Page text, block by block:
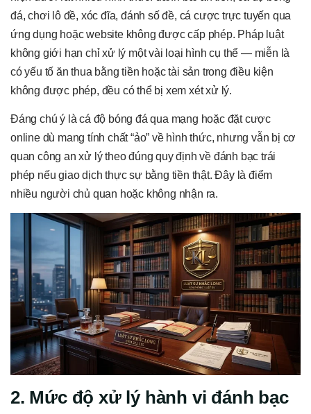
đá, chơi lô đề, xóc đĩa, đánh số đề, cá cược trực tuyến qua
ứng dụng hoặc website không được cấp phép. Pháp luật
không giới hạn chỉ xử lý một vài loại hình cụ thể — miễn là
có yếu tố ăn thua bằng tiền hoặc tài sản trong điều kiện
không được phép, đều có thể bị xem xét xử lý.
Đáng chú ý là cá độ bóng đá qua mạng hoặc đặt cược
online dù mang tính chất “ảo” về hình thức, nhưng vẫn bị cơ
quan công an xử lý theo đúng quy định về đánh bạc trái
phép nếu giao dịch thực sự bằng tiền thật. Đây là điểm
nhiều người chủ quan hoặc không nhận ra.
2. Mức độ xử lý hành vi đánh bạc